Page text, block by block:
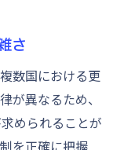
さ
数国における更
が異なるため、
められることが